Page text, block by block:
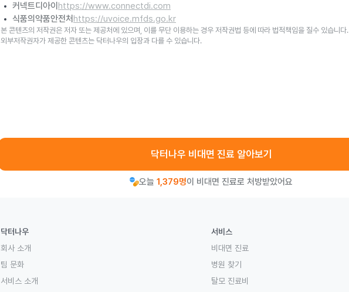
커넥트디아이 https://www.connectdi.com
식품의약품안전처 https://uvoice.mfds.go.kr
본 콘텐츠의 저작권은 저자 또는 제공처에 있으며, 이를 무단 이용하는 경우 저작권법 등에 따라 법적책임을 질수 있습니다.
외부저작권자가 제공한 콘텐츠는 닥터나우의 입장과 다를 수 있습니다.
닥터나우 비대면 진료 알아보기
오늘 1,379명이 비대면 진료로 처방받았어요
닥터나우
회사 소개
팀 문화
서비스 소개
서비스
비대면 진료
병원 찾기
탈모 진료비